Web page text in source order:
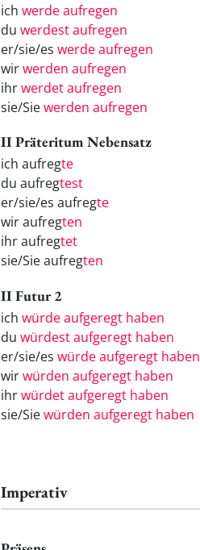
ich werde aufregen
du werdest aufregen
er/sie/es werde aufregen
wirwerden aufregen
ihrwerdet aufregen
sie/Siewerden aufregen
II Präteritum Nebensatz
ich aufregte
du aufregtest
er/sie/es aufregte
wir aufregten
ihr aufregtet
sie/Sie aufregten
II Futur 2
ich würde aufgeregt haben
du würdest aufgeregt haben
er/sie/es würde aufgeregt haben
wirwürden aufgeregt haben
ihrwürdet aufgeregt haben
sie/Siewürden aufgeregt haben
Imperativ